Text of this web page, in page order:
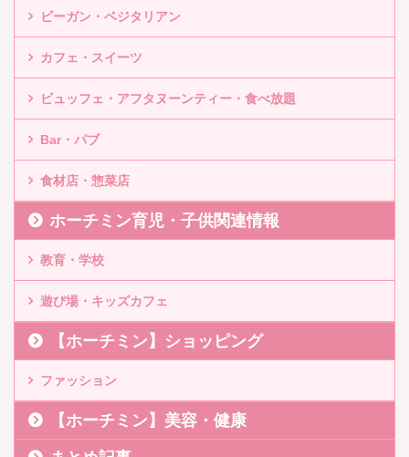
ビーガン・ベジタリアン
カフェ・スイーツ
ビュッフェ・アフタヌーンティー・食べ放題
Bar・パブ
食材店・惣菜店
ホーチミン育児・子供関連情報
教育・学校
遊び場・キッズカフェ
【ホーチミン】ショッピング
ファッション
【ホーチミン】美容・健康